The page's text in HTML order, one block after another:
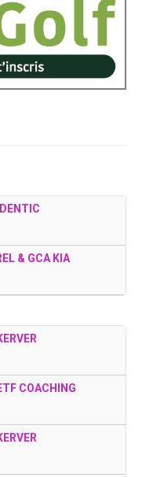
& GCA KIA
COACHING